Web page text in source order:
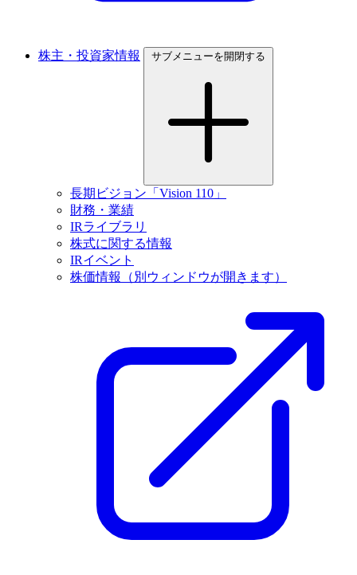
株主・投資家情報 サブメニューを開閉する
長期ビジョン「Vision 110」
財務・業績
IRライブラリ
株式に関する情報
IRイベント
株価情報
（別ウィンドウが開きます）